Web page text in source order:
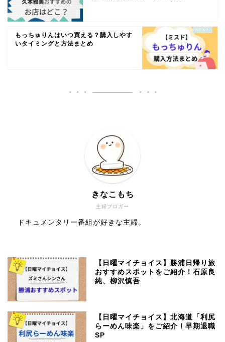
もっちゅりんはいつ買える？購入しやす
いタイミングと方法まとめ
主婦ブロガー
きなこもち
ドキュメンタリー番組が好きな主婦。
【日曜マイチョイス】勝浦日帰り旅
おすすめスポットをご紹介！石原良
純、柳沢慎吾
【日曜マイチョイス】北海道「利尻
らーめん味楽」をご紹介！早期退職
SP